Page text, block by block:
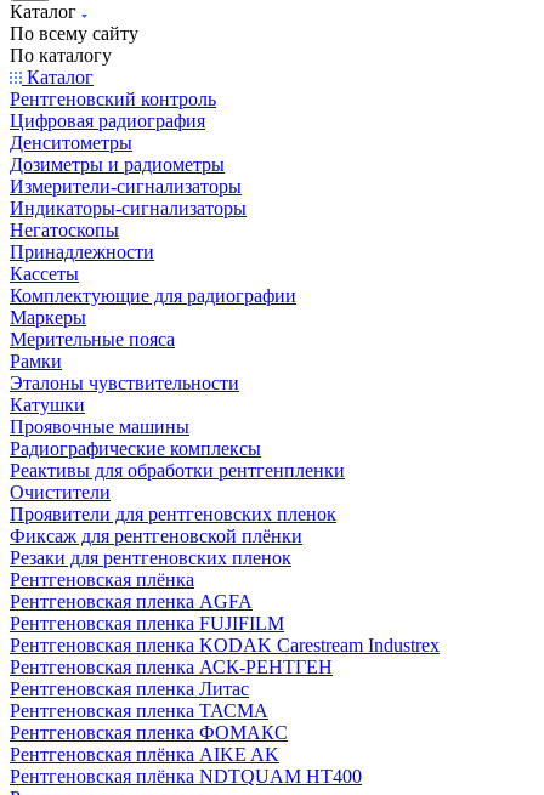
Каталог
По всему сайту
По каталогу
Каталог
Рентгеновский контроль
Цифровая радиография
Денситометры
Дозиметры и радиометры
Измерители-сигнализаторы
Индикаторы-сигнализаторы
Негатоскопы
Принадлежности
Кассеты
Комплектующие для радиографии
Маркеры
Мерительные пояса
Рамки
Эталоны чувствительности
Катушки
Проявочные машины
Радиографические комплексы
Реактивы для обработки рентгенпленки
Очистители
Проявители для рентгеновских пленок
Фиксаж для рентгеновской плёнки
Резаки для рентгеновских пленок
Рентгеновская плёнка
Рентгеновская пленка AGFA
Рентгеновская пленка FUJIFILM
Рентгеновская пленка KODAK Carestream Industrex
Рентгеновская пленка АСК-РЕНТГЕН
Рентгеновская пленка Литас
Рентгеновская пленка ТАСМА
Рентгеновская пленка ФОМАКС
Рентгеновская плёнка AIKE AK
Рентгеновская плёнка NDTQUAM HT400